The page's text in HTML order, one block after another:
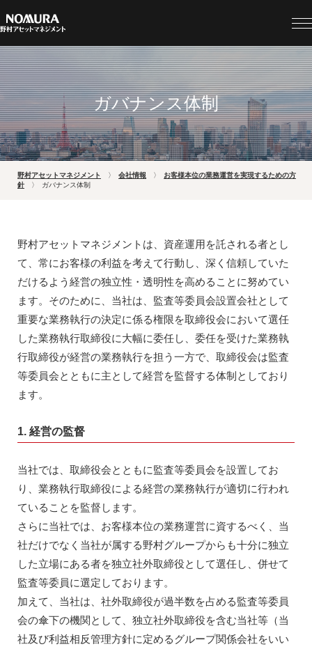
ガバナンス体制
野村アセットマネジメント 会社情報
お客様本位の業務運営を実現するための方
針
ガバナンス体制
野村アセットマネジメントは、資産運用を託される者とし
て、常にお客様の利益を考えて行動し、深く信頼していた
だけるよう経営の独立性・透明性を高めることに努めてい
ます。そのために、当社は、監査等委員会設置会社として
重要な業務執行の決定に係る権限を取締役会において選任
した業務執行取締役に大幅に委任し、委任を受けた業務執
行取締役が経営の業務執行を担う一方で、取締役会は監査
等委員会とともに主として経営を監督する体制としており
ます。
1. 経営の監督
当社では、取締役会とともに監査等委員会を設置してお
り、業務執行取締役による経営の業務執行が適切に行われ
ていることを監督します。
さらに当社では、お客様本位の業務運営に資するべく、当
社だけでなく当社が属する野村グループからも十分に独立
した立場にある者を独立社外取締役として選任し、併せて
監査等委員に選定しております。
加えて、当社は、社外取締役が過半数を占める監査等委員
会の傘下の機関として、独立社外取締役を含む当社等（当
社及び利益相反管理方針に定めるグループ関係会社をいい